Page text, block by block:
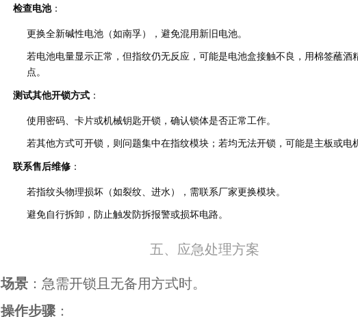
检查电池：
更换全新碱性电池（如南孚），避免混用新旧电池。
若电池电量显示正常，但指纹仍无反应，可能是电池盒接触不良，用棉签蘸酒
点。
测试其他开锁方式：
使用密码、卡片或机械钥匙开锁，确认锁体是否正常工作。
若其他方式可开锁，则问题集中在指纹模块；若均无法开锁，可能是主板或电
联系售后维修：
若指纹头物理损坏（如裂纹、进水），需联系厂家更换模块。
避免自行拆卸，防止触发防拆报警或损坏电路。
五、应急处理方案
场景 ：急需开锁且无备用方式时。
操作步骤 ：